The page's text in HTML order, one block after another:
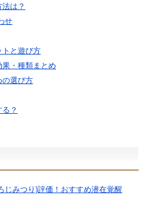
は？
せ
トと遊び方
・種類まとめ
の選び方
？
じみつり)評価！おすすめ潜在覚醒